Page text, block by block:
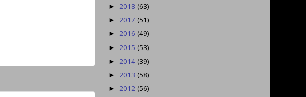
► 2018 (63)
► 2017 (51)
► 2016 (49)
► 2015 (53)
► 2014 (39)
► 2013 (58)
► 2012 (56)